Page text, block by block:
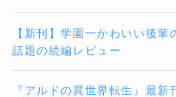
【新刊】学園一かわいい後輩
話題の続編レビュー
『アルドの異世界転生』最新